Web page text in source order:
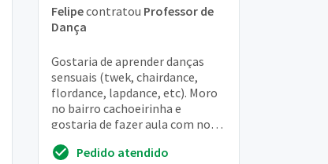
Felipecontratou Professor de
Dança
Gostaria de aprender danças
sensuais (twek, chairdance,
flordance, lapdance, etc). Moro
no bairro cachoeirinha e
gostaria de fazer aula com no
Pedido atendido